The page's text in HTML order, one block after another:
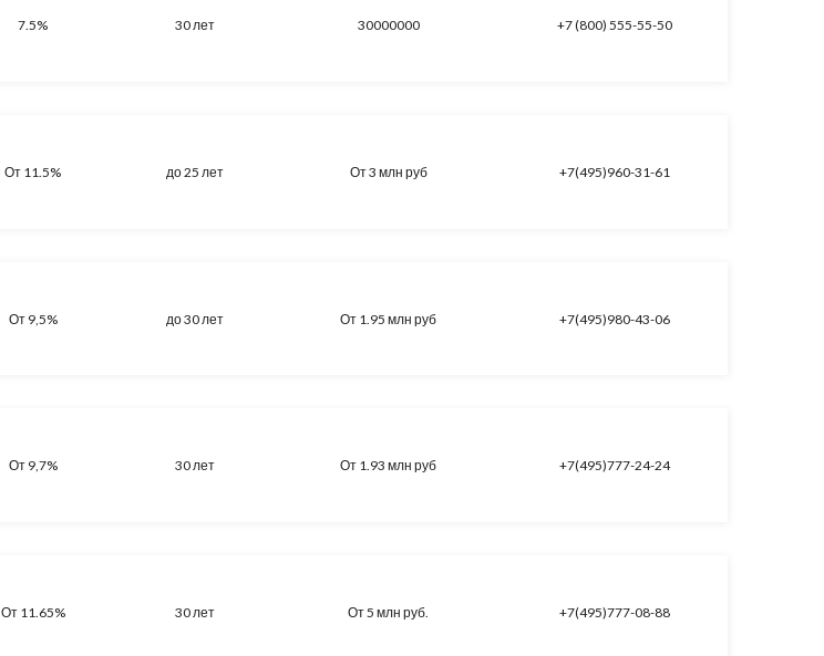
7.5% 30 лет 30000000 +7 (800) 555-55-50
От 11.5% до 25 лет От 3 млн руб +7(495)960-31-61
От 9,5% до 30 лет От 1.95 млн руб +7(495)980-43-06
От 9,7% 30 лет От 1.93 млн руб +7(495)777-24-24
От 11.65% 30 лет От 5 млн руб. +7(495)777-08-88